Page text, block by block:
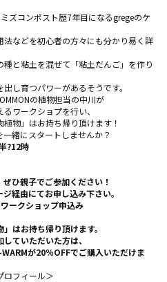
ズコンポスト歴7年目になるgregeのケ
などを初心者の方々にも分かり易く詳
と粘土を混ぜて「粘土だんご」を作り
し育つパワーがあるそうです。
の植物担当の中川が
ワークショプを行い、
植物」はお持ち帰り頂けます！
緒にスタートしませんか？
?12時
ひ親子でご参加ください！
由にてお申し込み下さい。
ークショップ申込み
はお持ち帰り頂けます。
ていただいた方は、
が20％OFFでご購入いただけま
フィール＞